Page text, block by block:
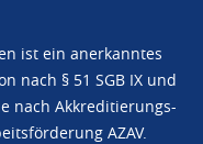
ist ein anerkanntes
nach § 51 SGB IX und
nach Akkreditierungs-
AZAV.